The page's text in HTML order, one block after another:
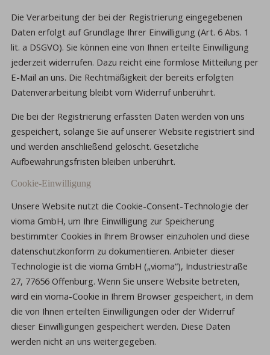
Die Verarbeitung der bei der Registrierung eingegebenen
Daten erfolgt auf Grundlage Ihrer Einwilligung (Art. 6 Abs. 1
lit. a DSGVO). Sie können eine von Ihnen erteilte Einwilligung
jederzeit widerrufen. Dazu reicht eine formlose Mitteilung per
E-Mail an uns. Die Rechtmäßigkeit der bereits erfolgten
Datenverarbeitung bleibt vom Widerruf unberührt.
Die bei der Registrierung erfassten Daten werden von uns
gespeichert, solange Sie auf unserer Website registriert sind
und werden anschließend gelöscht. Gesetzliche
Aufbewahrungsfristen bleiben unberührt.
Cookie-Einwilligung
Unsere Website nutzt die Cookie-Consent-Technologie der
vioma GmbH, um Ihre Einwilligung zur Speicherung
bestimmter Cookies in Ihrem Browser einzuholen und diese
datenschutzkonform zu dokumentieren. Anbieter dieser
Technologie ist die vioma GmbH („vioma“), Industriestraße
27, 77656 Offenburg. Wenn Sie unsere Website betreten,
wird ein vioma-Cookie in Ihrem Browser gespeichert, in dem
die von Ihnen erteilten Einwilligungen oder der Widerruf
dieser Einwilligungen gespeichert werden. Diese Daten
werden nicht an uns weitergegeben.